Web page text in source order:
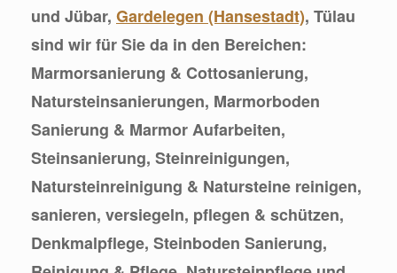
und Jübar, Gardelegen (Hansestadt), Tülau
sind wir für Sie da in den Bereichen:
Marmorsanierung & Cottosanierung,
Natursteinsanierungen, Marmorboden
Sanierung & Marmor Aufarbeiten,
Steinsanierung, Steinreinigungen,
Natursteinreinigung & Natursteine reinigen,
sanieren, versiegeln, pflegen & schützen,
Denkmalpflege, Steinboden Sanierung,